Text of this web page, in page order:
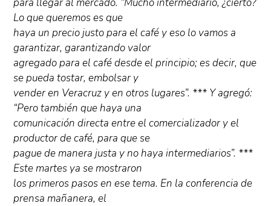
Lo que queremos es que
haya un precio justo para el café y eso lo vamos a
garantizar, garantizando valor
agregado para el café desde el principio; es decir, que
se pueda tostar, embolsar y
vender en Veracruz y en otros lugares”. *** Y agregó:
“Pero también que haya una
comunicación directa entre el comercializador y el
productor de café, para que se
pague de manera justa y no haya intermediarios”. ***
Este martes ya se mostraron
los primeros pasos en ese tema. En la conferencia de
prensa mañanera, el